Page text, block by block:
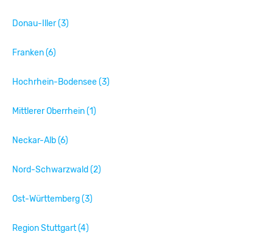
Donau-Iller (3)
Franken (6)
Hochrhein-Bodensee (3)
Mittlerer Oberrhein (1)
Neckar-Alb (6)
Nord-Schwarzwald (2)
Ost-Württemberg (3)
Region Stuttgart (4)